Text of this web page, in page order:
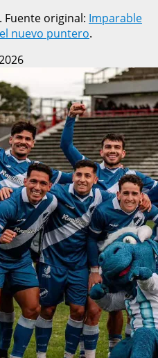
Fuente original: Imparable
nuevo puntero.